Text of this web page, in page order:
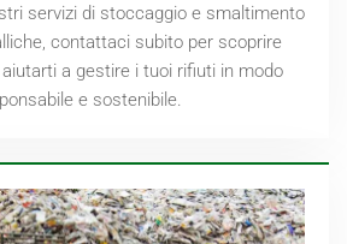
servizi di stoccaggio e smaltimento
contattaci subito per scoprire
a gestire i tuoi rifiuti in modo
e sostenibile.